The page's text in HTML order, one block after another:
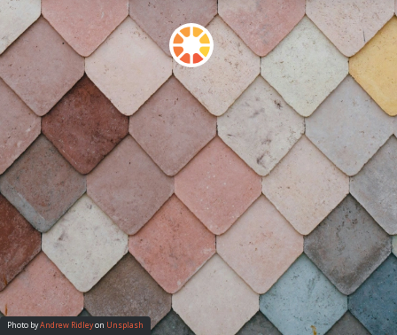
Photo byAndrew Ridleyon Unsplash